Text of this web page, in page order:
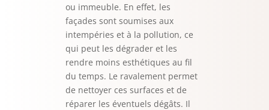
ou immeuble. En effet, les
façades sont soumises aux
intempéries et à la pollution, ce
qui peut les dégrader et les
rendre moins esthétiques au fil
du temps. Le ravalement permet
de nettoyer ces surfaces et de
réparer les éventuels dégâts. Il